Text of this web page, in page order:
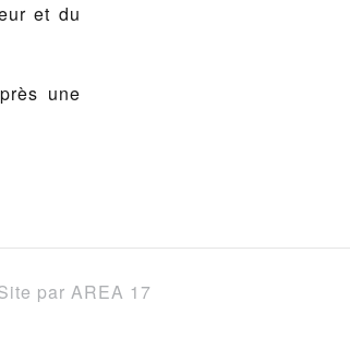
et du
une
par AREA 17